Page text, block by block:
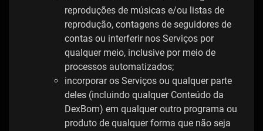
reproduções de músicas e/ou listas de
reprodução, contagens de seguidores de
contas ou interferir nos Serviços por
qualquer meio, inclusive por meio de
processos automatizados;
incorporar os Serviços ou qualquer parte
deles (incluindo qualquer Conteúdo da
DexBom) em qualquer outro programa ou
produto de qualquer forma que não seja